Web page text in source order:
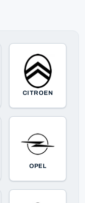
CITROEN
OPEL